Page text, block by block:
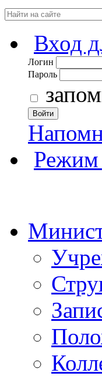
Вход
Логин
Пароль
Войти
Режим